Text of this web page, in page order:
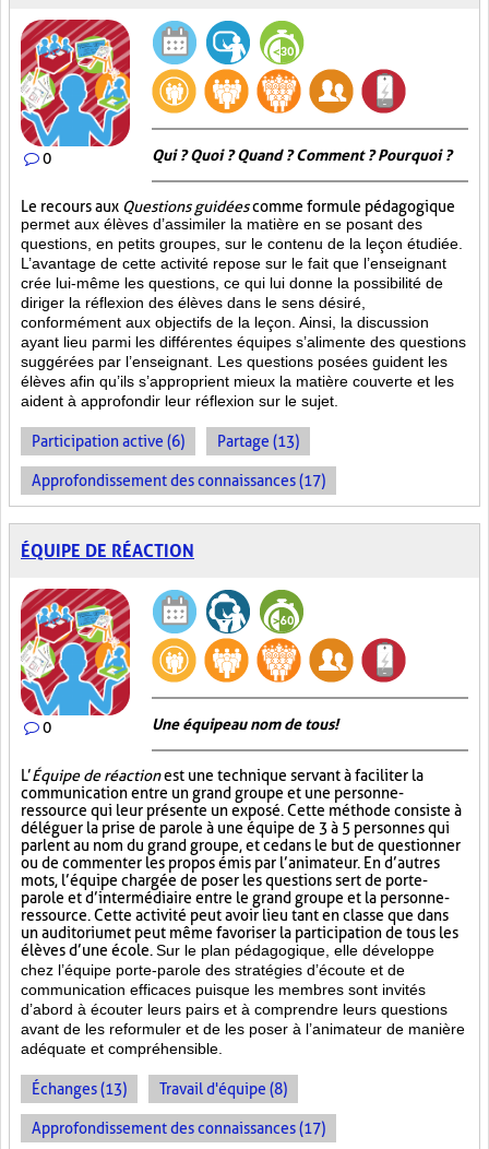
0 Qui ? Quoi ? Quand ? Comment ? Pourquoi ?
Le recours aux Questions guidéescomme formule pédagogique
permet aux élèves d’assimiler la matière en se posant des
questions, en petits groupes, sur le contenu de la leçon étudiée.
L’avantage de cette activité repose sur le fait que l’enseignant
crée lui-même les questions, ce qui lui donne la possibilité de
diriger la réflexion des élèves dans le sens désiré,
conformément aux objectifs de la leçon. Ainsi, la discussion
ayant lieu parmi les différentes équipes s’alimente des questions
suggérées par l’enseignant. Les questions posées guident les
élèves afin qu’ils s’approprient mieux la matière couverte et les
aident à approfondir leur réflexion sur le sujet.
Participation active (6) Partage (13)
Approfondissement des connaissances (17)
ÉQUIPE DE RÉACTION
0 Une équipe au nom de tous!
L’Équipe de réactionest une technique servant à faciliter la
communication entre un grand groupe et une personne-
ressource qui leur présente un exposé. Cette méthode consiste à
déléguer la prise de parole à une équipe de 3 à 5 personnes qui
parlent au nom du grand groupe, et ce dans le but de questionner
ou de commenter les propos émis par l’animateur. En d’autres
mots, l’équipe chargée de poser les questions sert de porte-
parole et d’intermédiaire entre le grand groupe et la personne-
ressource. Cette activité peut avoir lieu tant en classe que dans
un auditorium et peut même favoriser la participation de tous les
élèves d’une école. Sur le plan pédagogique, elle développe
chez l’équipe porte-parole des stratégies d’écoute et de
communication efficaces puisque les membres sont invités
d’abord à écouter leurs pairs et à comprendre leurs questions
avant de les reformuler et de les poser à l’animateur de manière
adéquate et compréhensible.
Échanges (13) Travail d'équipe (8)
Approfondissement des connaissances (17)